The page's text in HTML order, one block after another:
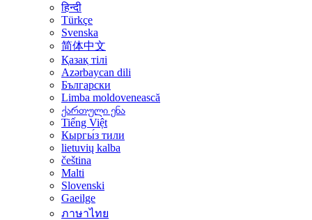
हिन्दी
Türkçe
Svenska
简体中文
Қазақ тілі
Azərbaycan dili
Български
Limba moldovenească
ქართული ენა
Tiếng Việt
Кыргы́з тили
lietuvių kalba
čeština
Malti
Slovenski
Gaeilge
ภาษาไทย